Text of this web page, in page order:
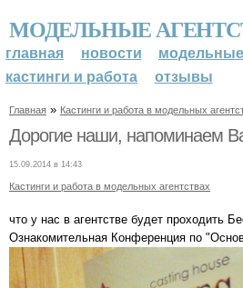
МОДЕЛЬНЫЕ
главная новости
модельные
кастинги и работа
отзывы
Главная » Кастинги и работа в модельных
Дорогие наши, напоминаем
15.09.2014 в 14:43
Кастинги и работа в модельных агентствах
что у нас в агентстве будет проходить
Ознакомительная Конференция по